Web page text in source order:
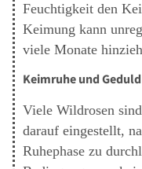
Feuchtigkeit den
Keimung kann
viele Monate
Keimruhe und
Viele Wildrosen
darauf eingestellt,
Ruhephase zu